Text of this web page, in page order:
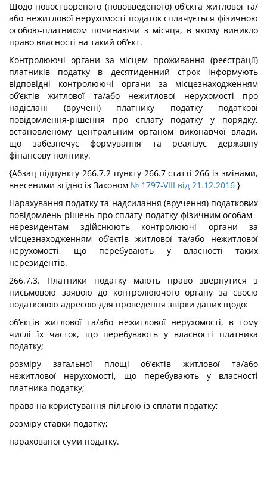
Щодо новоствореного (нововведеного) об’єкта житлової та/
або нежитлової нерухомості податок сплачується фізичною
особою-платником починаючи з місяця, в якому виникло
право власності на такий об’єкт.
Контролюючі органи за місцем проживання (реєстрації)
платників податку в десятиденний строк інформують
відповідні контролюючі органи за місцезнаходженням
об’єктів житлової та/або нежитлової нерухомості про
надіслані (вручені) платнику податку податкові
повідомлення-рішення про сплату податку у порядку,
встановленому центральним органом виконавчої влади,
що забезпечує формування та реалізує державну
фінансову політику.
{Абзац підпункту 266.7.2 пункту 266.7 статті 266 із змінами,
внесеними згідно із Законом № 1797-VIII від 21.12.2016 }
Нарахування податку та надсилання (вручення) податкових
повідомлень-рішень про сплату податку фізичним особам -
нерезидентам здійснюють контролюючі органи за
місцезнаходженням об’єктів житлової та/або нежитлової
нерухомості, що перебувають у власності таких
нерезидентів.
266.7.3. Платники податку мають право звернутися з
письмовою заявою до контролюючого органу за своєю
податковою адресою для проведення звірки даних щодо:
об’єктів житлової та/або нежитлової нерухомості, в тому
числі їх часток, що перебувають у власності платника
податку;
розміру загальної площі об’єктів житлової та/або
нежитлової нерухомості, що перебувають у власності
платника податку;
права на користування пільгою із сплати податку;
розміру ставки податку;
нарахованої суми податку.